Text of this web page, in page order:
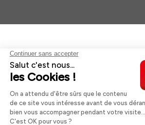
Aides et informations
Services
Informations légales
A propos